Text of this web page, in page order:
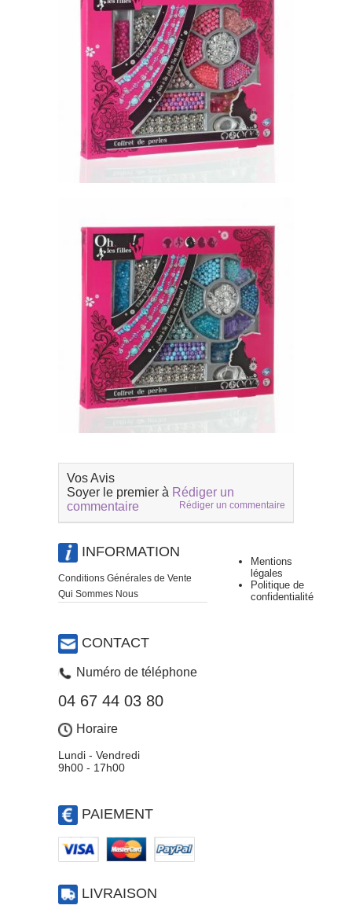
Vos Avis
Soyer le premier à Rédiger un
commentaire
Rédiger un commentaire
INFORMATION
Conditions Générales de Vente
Qui Sommes Nous
CONTACT
Numéro de téléphone
04 67 44 03 80
Horaire
Lundi - Vendredi
9h00 - 17h00
PAIEMENT
LIVRAISON
Mentions
légales
Politique de
confidentialité